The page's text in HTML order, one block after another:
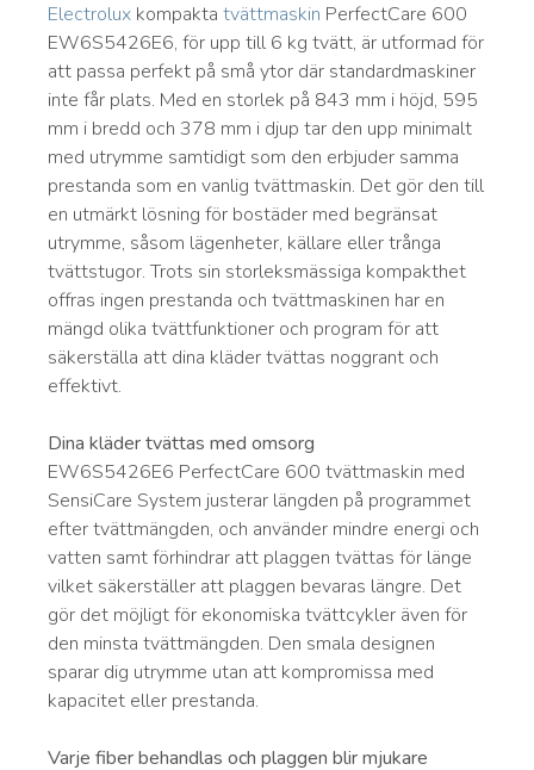
Electrolux kompakta tvättmaskin PerfectCare 600
EW6S5426E6, för upp till 6 kg tvätt, är utformad för
att passa perfekt på små ytor där standardmaskiner
inte får plats. Med en storlek på 843 mm i höjd, 595
mm i bredd och 378 mm i djup tar den upp minimalt
med utrymme samtidigt som den erbjuder samma
prestanda som en vanlig tvättmaskin. Det gör den till
en utmärkt lösning för bostäder med begränsat
utrymme, såsom lägenheter, källare eller trånga
tvättstugor. Trots sin storleksmässiga kompakthet
offras ingen prestanda och tvättmaskinen har en
mängd olika tvättfunktioner och program för att
säkerställa att dina kläder tvättas noggrant och
effektivt.
Dina kläder tvättas med omsorg
EW6S5426E6 PerfectCare 600 tvättmaskin med
SensiCare System justerar längden på programmet
efter tvättmängden, och använder mindre energi och
vatten samt förhindrar att plaggen tvättas för länge
vilket säkerställer att plaggen bevaras längre. Det
gör det möjligt för ekonomiska tvättcykler även för
den minsta tvättmängden. Den smala designen
sparar dig utrymme utan att kompromissa med
kapacitet eller prestanda.
Varje fiber behandlas och plaggen blir mjukare